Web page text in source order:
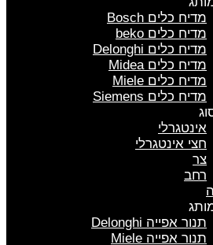
מדיח כלים Bosch
מדיח כלים beko
מדיח כלים Delonghi
מדיח כלים Midea
מדיח כלים Miele
מדיח כלים Siemens
אינטגרלי
חצי אינטגרלי
צר
רחב
תנור אפייה Delonghi
תנור אפייה Miele